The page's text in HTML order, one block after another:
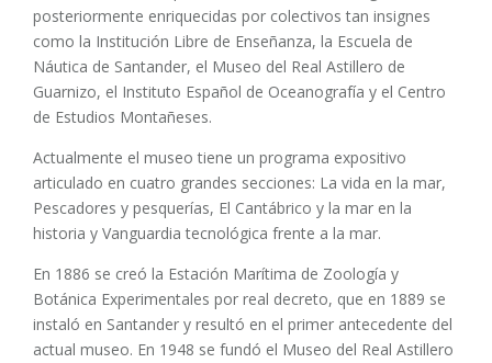
posteriormente enriquecidas por colectivos tan insignes
como la Institución Libre de Enseñanza, la Escuela de
Náutica de Santander, el Museo del Real Astillero de
Guarnizo, el Instituto Español de Oceanografía y el Centro
de Estudios Montañeses.
Actualmente el museo tiene un programa expositivo
articulado en cuatro grandes secciones: La vida en la mar,
Pescadores y pesquerías, El Cantábrico y la mar en la
historia y Vanguardia tecnológica frente a la mar.
En 1886 se creó la Estación Marítima de Zoología y
Botánica Experimentales por real decreto, que en 1889 se
instaló en Santander y resultó en el primer antecedente del
actual museo. En 1948 se fundó el Museo del Real Astillero